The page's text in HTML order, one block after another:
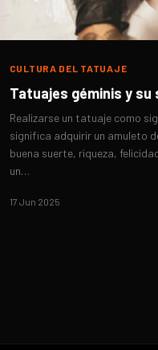
CULTURA DEL TATUAJE
Tatuajes géminis y
Realizarse un tatuaje como
significa adquirir un amuleto
buena suerte, riqueza,
un…
17 Jun 2025